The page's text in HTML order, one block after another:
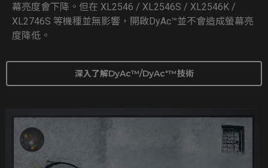
幕亮度會下降。但在 XL2546 / XL2546S / XL2546K /
XL2746S 等機種並無影響，開啟DyAc™並不會造成螢幕亮
度降低。
深入了解DyAc™/DyAc⁺™技術